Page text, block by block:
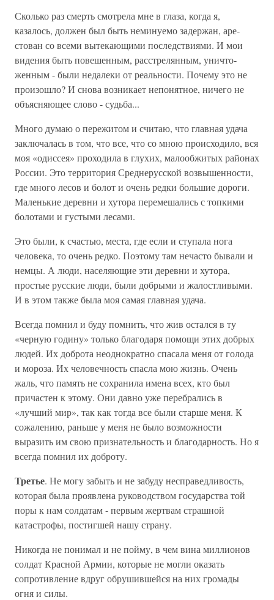
Сколько раз смерть смотрела мне в глаза, когда я,
казалось, должен был быть неминуемо задержан, аре­
стован со всеми вытекающими последствиями. И мои
видения быть повешенным, расстрелянным, уничто­
женным - были недалеки от реальности. Почему это не
произошло? И снова возникает непонятное, ничего не
объясняющее слово - судьба...
Много думаю о пережитом и считаю, что главная удача
заключалась в том, что все, что со мною проис­ходило, вся
моя «одиссея» проходила в глухих, мало­обжитых районах
России. Это территория Среднерус­ской возвышенности,
где много лесов и болот и очень редки большие дороги.
Маленькие деревни и хутора перемешались с топкими
болотами и густыми леса­ми.
Это были, к счастью, места, где если и ступала нога
человека, то очень редко. Поэтому там нечасто бывали и
немцы. А люди, населяющие эти деревни и хутора,
простые русские люди, были добрыми и жа­лостливыми.
И в этом также была моя самая главная удача.
Всегда помнил и буду помнить, что жив остался в ту
«черную годину» только благодаря помощи этих добрых
людей. Их доброта неоднократно спасала меня от голода
и мороза. Их человечность спасла мою жизнь. Очень
жаль, что память не сохранила имена всех, кто был
причастен к этому. Они давно уже пере­брались в
«лучший мир», так как тогда все были стар­ше меня. К
сожалению, раньше у меня не было воз­можности
выразить им свою признательность и бла­годарность. Но я
всегда помнил их доброту.
Третье. Не могу забыть и не забуду несправедли­вость,
которая была проявлена руководством государ­ства той
поры к нам солдатам - первым жертвам страшной
катастрофы, постигшей нашу страну.
Никогда не понимал и не пойму, в чем вина мил­лионов
солдат Красной Армии, которые не могли ока­зать
сопротивление вдруг обрушившейся на них гро­мады
огня и силы.